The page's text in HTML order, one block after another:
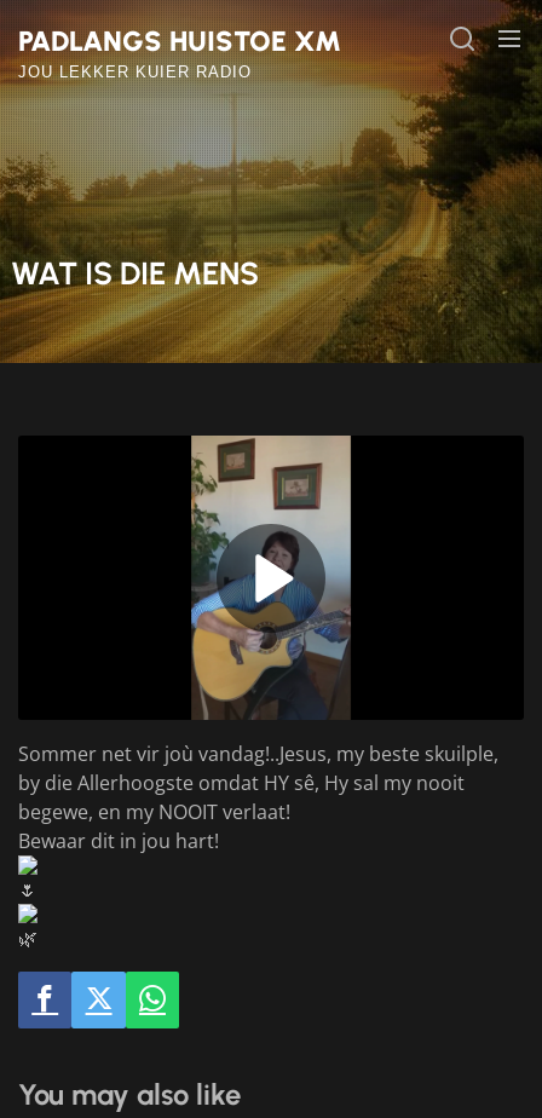
the
content
PADLANGS HUISTOE XM
JOU LEKKER KUIER RADIO
WAT IS DIE MENS
Sommer net vir joù vandag!..Jesus, my beste skuilple,
by die Allerhoogste omdat HY sê, Hy sal my nooit
begewe, en my NOOIT verlaat!
Bewaar dit in jou hart!
You may also like